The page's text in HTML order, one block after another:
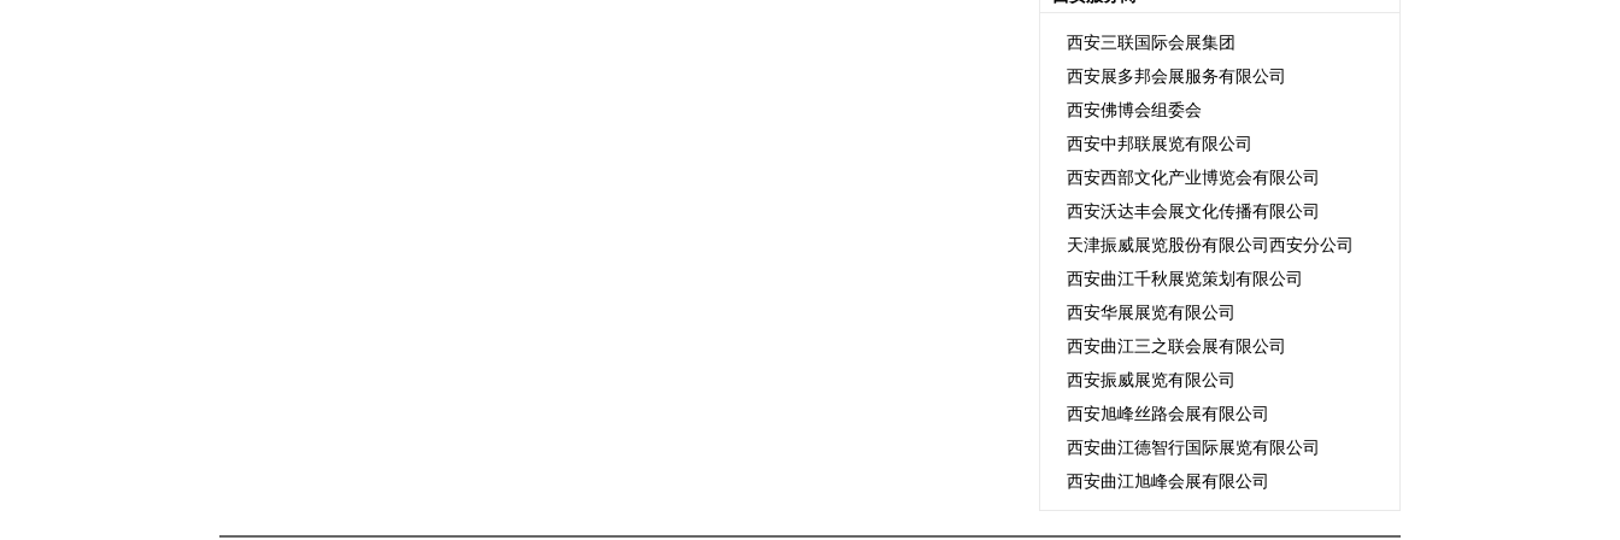
西安三联国际会展集团
西安展多邦会展服务有限公司
西安佛博会组委会
西安中邦联展览有限公司
西安西部文化产业博览会有限公司
西安沃达丰会展文化传播有限公司
天津振威展览股份有限公司西安分公司
西安曲江千秋展览策划有限公司
西安华展展览有限公司
西安曲江三之联会展有限公司
西安振威展览有限公司
西安旭峰丝路会展有限公司
西安曲江德智行国际展览有限公司
西安曲江旭峰会展有限公司